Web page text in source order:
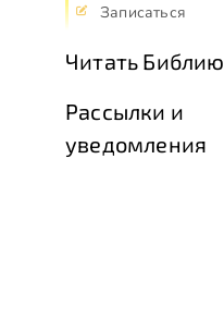
Записаться
Читать Библию
Рассылки и
уведомления